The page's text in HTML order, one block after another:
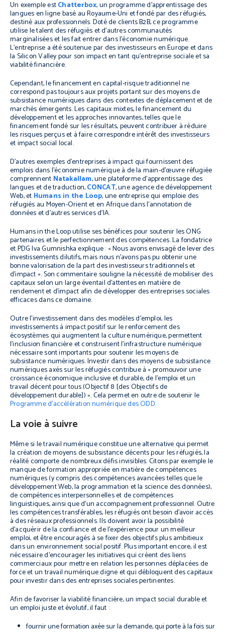
Un exemple estChatterbox, un programme d’apprentissage des
langues en ligne basé au Royaume-Uni et fondé par des réfugiés,
destiné aux professionnels. Doté de clients B2B, ce programme
utilise le talent des réfugiés et d’autres communautés
marginalisées et les fait entrer dans l’économie numérique.
L’entreprise a été soutenue par des investisseurs en Europe et dans
la Silicon Valley pour son impact en tant qu’entreprise sociale et sa
viabilité financière.
Cependant, le financement en capital-risque traditionnel ne
correspond pas toujours aux projets portant sur des moyens de
subsistance numériques dans des contextes de déplacement et de
marchés émergents. Les capitaux mixtes, le financement du
développement et les approches innovantes, telles que le
financement fondé sur les résultats, peuvent contribuer à réduire
les risques perçus et à faire correspondre intérêt des investisseurs
et impact social local.
D’autres exemples d’entreprises à impact qui fournissent des
emplois dans l’économie numérique à de la main-d’œuvre réfugiée
comprennent Natakallam, une plateforme d’apprentissage des
langues et de traduction,CONCAT, une agence de développement
Web, et Humans in the Loop, une entreprise qui emploie des
réfugiés au Moyen-Orient et en Afrique dans l’annotation de
données et d’autres services d’IA.
Humans in the Loop utilise ses bénéfices pour soutenir les ONG
partenaires et le perfectionnement des compétences. La fondatrice
et PDG Iva Gumnishka explique : « Nous avons envisagé de lever des
investissements dilutifs, mais nous n’avons pas pu obtenir une
bonne valorisation de la part des investisseurs traditionnels et
d’impact ». Son commentaire souligne la nécessité de mobiliser des
capitaux selon un large éventail d’attentes en matière de
rendement et d’impact afin de développer des entreprises sociales
efficaces dans ce domaine.
Outre l’investissement dans des modèles d’emploi, les
investissements à impact positif sur le renforcement des
écosystèmes qui augmentent la culture numérique, permettent
l’inclusion financière et construisent l’infrastructure numérique
nécessaire sont importants pour soutenir les moyens de
subsistance numériques. Investir dans des moyens de subsistance
numériques axés sur les réfugiés contribue à « promouvoir une
croissance économique inclusive et durable, de l’emploi et un
travail décent pour tous (Objectif 8 [des Objectifs de
développement durable]) ». Cela permet en outre de soutenir le
Programme d’accélération numérique des ODD.
La voie à suivre
Même si le travail numérique constitue une alternative qui permet
la création de moyens de subsistance décents pour les réfugiés, la
réalité comporte de nombreux défis invisibles. Citons par exemple le
manque de formation appropriée en matière de compétences
numériques (y compris des compétences avancées telles que le
développement Web, la programmation et la science des données),
de compétences interpersonnelles et de compétences
linguistiques, ainsi que d’un accompagnement professionnel. Outre
les compétences transférables, les réfugiés ont besoin d’avoir accès
à des réseaux professionnels. Ils doivent avoir la possibilité
d’acquérir de la confiance et de l’expérience pour un meilleur
emploi, et être encouragés à se fixer des objectifs plus ambitieux
dans un environnement social positif. Plus important encore, il est
nécessaire d’encourager les initiatives qui créent des liens
commerciaux pour mettre en relation les personnes déplacées de
force et un travail numérique digne et qui débloquent des capitaux
pour investir dans des entreprises sociales pertinentes.
Afin de favoriser la viabilité financière, un impact social durable et
un emploi juste et évolutif, il faut :
fournir une formation axée sur la demande, qui porte à la fois sur